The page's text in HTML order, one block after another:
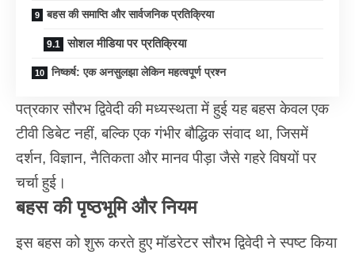
बहस की समाप्ति और सार्वजनिक प्रतिक्रिया
सोशल मीडिया पर प्रतिक्रिया
निष्कर्ष: एक अनसुलझा लेकिन महत्वपूर्ण प्रश्न
पत्रकार सौरभ द्विवेदी की मध्यस्थता में हुई यह बहस केवल एक
टीवी डिबेट नहीं, बल्कि एक गंभीर बौद्धिक संवाद था, जिसमें
दर्शन, विज्ञान, नैतिकता और मानव पीड़ा जैसे गहरे विषयों पर
चर्चा हुई।
बहस की पृष्ठभूमि और नियम
इस बहस को शुरू करते हुए मॉडरेटर सौरभ द्विवेदी ने स्पष्ट किया